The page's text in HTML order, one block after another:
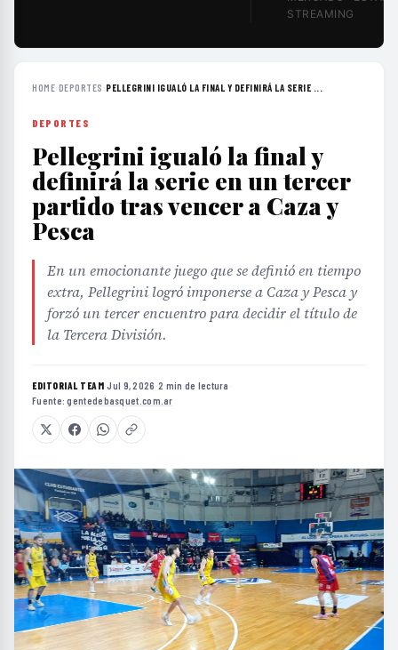
STREAMING
HOME›DEPORTES ›PELLEGRINI IGUALÓ LA FINAL Y DEFINIRÁ LA SERIE ...
DEPORTES
Pellegrini igualó la final y
definirá la serie en un tercer
partido tras vencer a Caza y
Pesca
En un emocionante juego que se definió en tiempo
extra, Pellegrini logró imponerse a Caza y Pesca y
forzó un tercer encuentro para decidir el título de
la Tercera División.
EDITORIAL TEAM·Jul 9, 2026 ·2 min de lectura ·
Fuente:gentedebasquet.com.ar